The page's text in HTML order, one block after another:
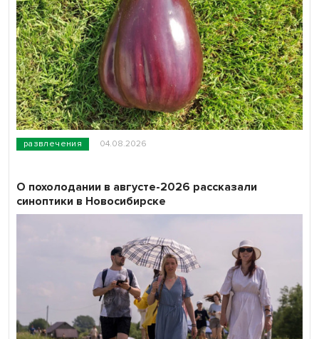
развлечения 04.08.2026
О похолодании в августе-2026 рассказали
синоптики в Новосибирске